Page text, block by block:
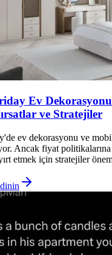
Ev
ve Stratejiler
ev dekorasyonu ve
Ancak fiyat
etmek için stratejiler